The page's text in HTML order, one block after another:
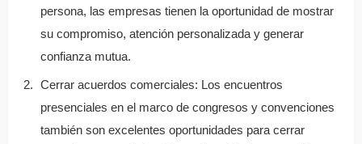
persona, las empresas tienen la oportunidad de mostrar
su compromiso, atención personalizada y generar
confianza mutua.
Cerrar acuerdos comerciales: Los encuentros
presenciales en el marco de congresos y convenciones
también son excelentes oportunidades para cerrar